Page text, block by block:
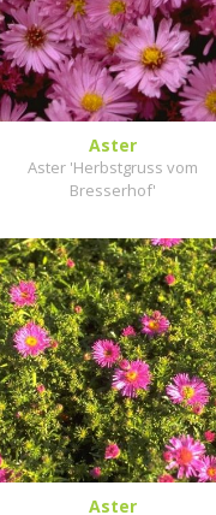
Aster
Aster 'Herbstgruss vom
Bresserhof'
Aster